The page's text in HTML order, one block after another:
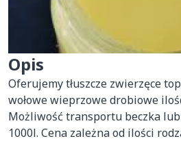
Opis
Oferujemy tłuszcze zwierzęce
wołowe wieprzowe drobiowe
Możliwość transportu beczka
1000l. Cena zależna od ilości